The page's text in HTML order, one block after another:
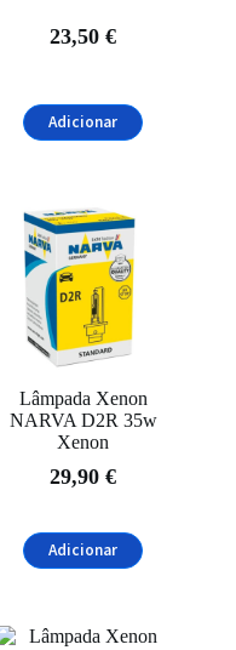
23,50€
Adicionar
Lâmpada Xenon
NARVA D2R 35w
Xenon
29,90€
Adicionar